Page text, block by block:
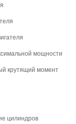
мощности
крутящий момент
цилиндров